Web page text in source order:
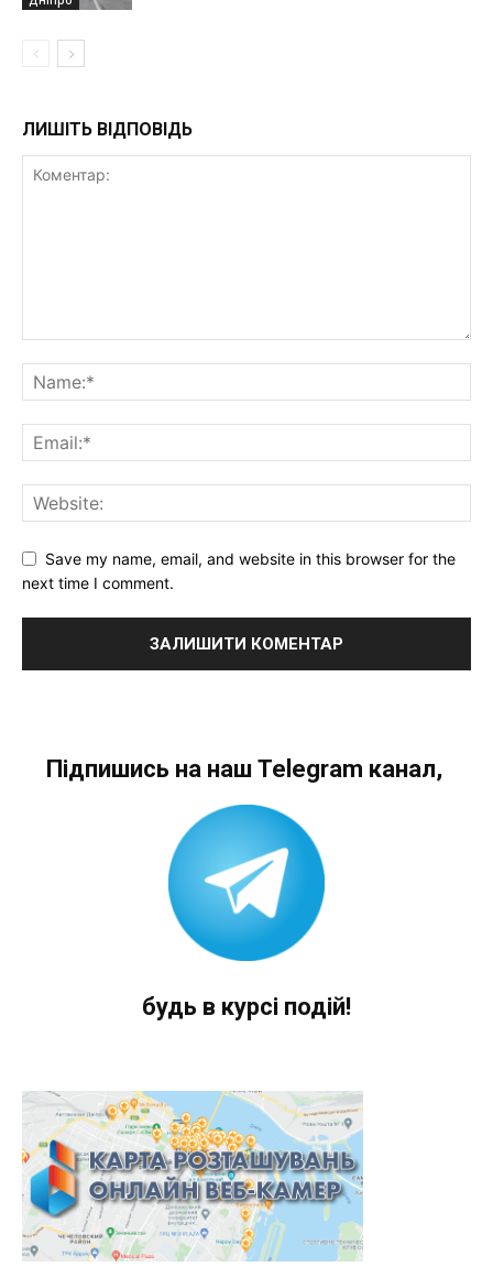
ЛИШІТЬ ВІДПОВІДЬ
Save my name, email, and website in this browser for the
next time I comment.
Підпишись на наш Telegram канал,
будь в курсі подій!